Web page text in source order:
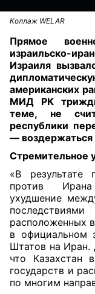
Коллаж WELAR
Прямое
израильско-
Израиля
американских
МИД РК
теме, не
республики
— воздержаться
Стремительное
«В
против
ухудшение
расположенных
в официальном
Штатов на Иран.
что Казахстан
государств и
по многим